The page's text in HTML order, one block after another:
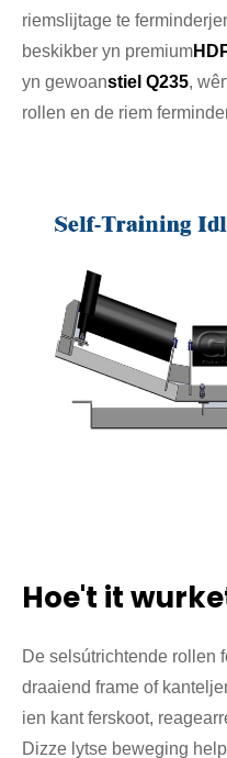
riemslijtage te
beskikber yn premium
yn gewoanstiel Q235,
rollen en de riem
Hoe't it
De selsútrichtende rollen
draaiend frame of
ien kant ferskoot,
Dizze lytse beweging